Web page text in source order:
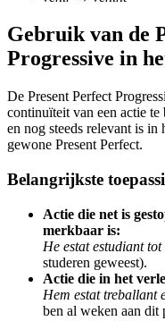
Gebruik van de
Progressive in
De Present Perfect
continuïteit van een actie
en nog steeds relevant is
gewone Present Perfect.
Belangrijkste
Actie die net is
merkbaar is:
He estat estudiant
studeren geweest).
Actie die in het
Hem estat treballant
ben al weken aan dit